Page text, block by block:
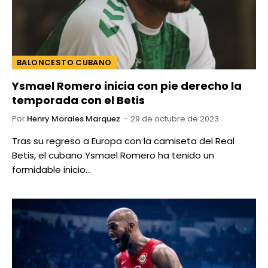
BALONCESTO CUBANO
Ysmael Romero inicia con pie derecho la
temporada con el Betis
Por Henry Morales Marquez 29 de octubre de 2023
Tras su regreso a Europa con la camiseta del Real
Betis, el cubano Ysmael Romero ha tenido un
formidable inicio…